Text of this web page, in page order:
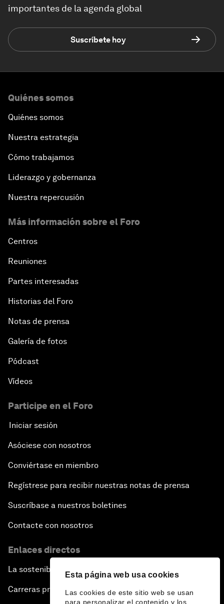
Esta página web usa cookies
Las cookies de este sitio web se usan
para personalizar el contenido y los
importantes de la agenda global
Suscríbete hoy
Quiénes somos
Quiénes somos
Nuestra estrategia
Cómo trabajamos
Liderazgo y gobernanza
Nuestra repercusión
Más información sobre el Foro
Centros
Reuniones
Partes interesadas
Historias del Foro
Notas de prensa
Galería de fotos
Pódcast
Vídeos
Participe en el Foro
Iniciar sesión
Asóciese con nosotros
Conviértase en miembro
Regístrese para recibir nuestras notas de prensa
Suscríbase a nuestros boletines
Contacte con nosotros
Enlaces directos
La sostenibilidad en el Foro
Carreras profesionales